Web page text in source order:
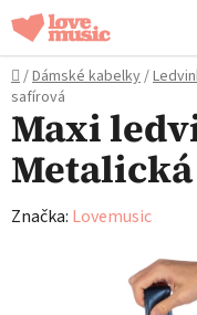
Přejít
na
obsah
Domů
/Dámské kabelky/
safírová
Maxi
Značka: Lovemusic